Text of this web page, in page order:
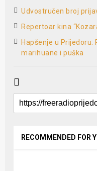
Udvostručen broj
Repertoar kina
Hapšenje u
marihuane i puška
RECOMMENDED FOR